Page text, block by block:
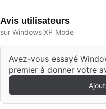
Avis utilisateurs
sur Windows XP Mode
Avez-vous essayé
premier à donner votre